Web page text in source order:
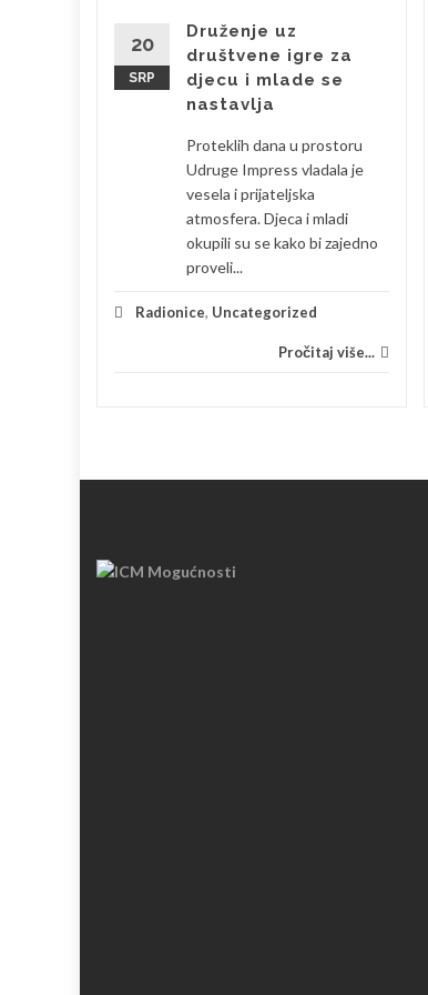
20
SRP
Druženje uz
društvene igre za
djecu i mlade se
nastavlja
Proteklih dana u prostoru
Udruge Impress vladala je
vesela i prijateljska
atmosfera. Djeca i mladi
okupili su se kako bi zajedno
proveli...
Radionice, Uncategorized
Pročitaj više...